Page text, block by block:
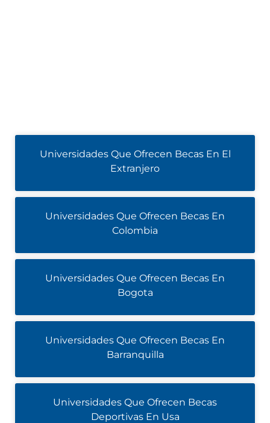
Universidades Que Ofrecen Becas En El
Extranjero
Universidades Que Ofrecen Becas En
Colombia
Universidades Que Ofrecen Becas En
Bogota
Universidades Que Ofrecen Becas En
Barranquilla
Universidades Que Ofrecen Becas
Deportivas En Usa